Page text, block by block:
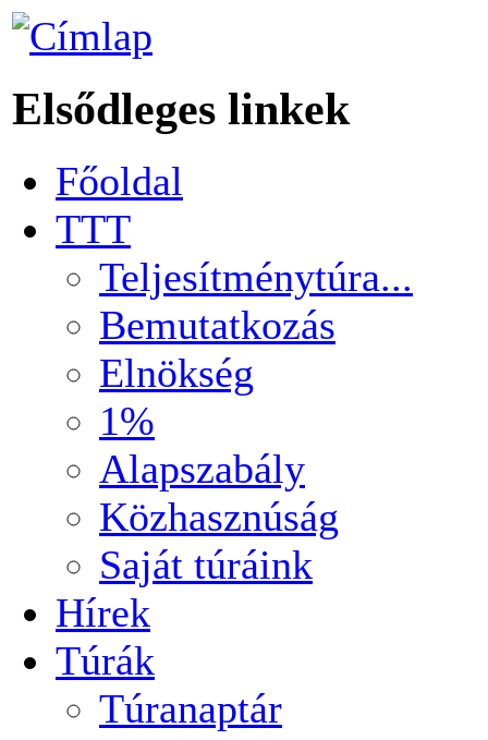
Elsődleges linkek
Főoldal
TTT
Teljesítménytúra...
Bemutatkozás
Elnökség
1%
Alapszabály
Közhasznúság
Saját túráink
Hírek
Túrák
Túranaptár